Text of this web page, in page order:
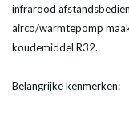
infrarood
airco/warmtepomp
koudemiddel R32.
Belangrijke kenmerken: